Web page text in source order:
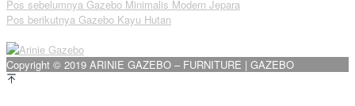
Navigasi
pos
Pos sebelumnya Gazebo Minimalis Modern Jepara
Pos berikutnya Gazebo Kayu Hutan
Copyright © 2019 ARINIE GAZEBO – FURNITURE | GAZEBO